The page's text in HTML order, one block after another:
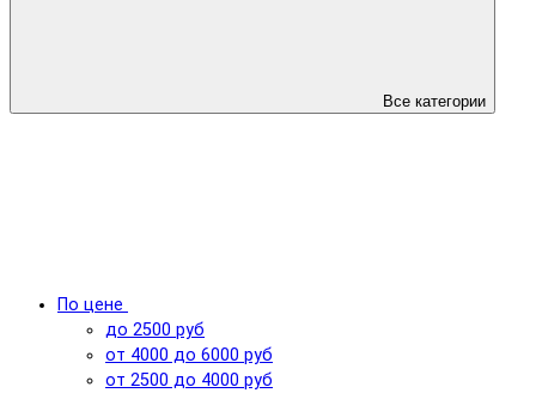
Все категории
По цене
до 2500 руб
от 4000 до 6000 руб
от 2500 до 4000 руб